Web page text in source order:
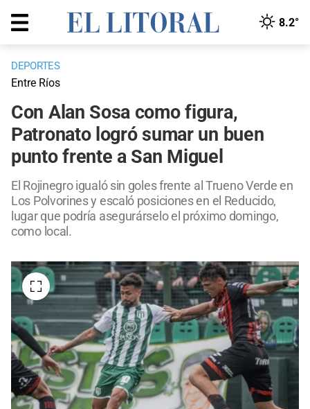
8.2°
DEPORTES
Entre Ríos
Con Alan Sosa como figura,
Patronato logró sumar un buen
punto frente a San Miguel
El Rojinegro igualó sin goles frente al Trueno Verde en
Los Polvorines y escaló posiciones en el Reducido,
lugar que podría asegurárselo el próximo domingo,
como local.